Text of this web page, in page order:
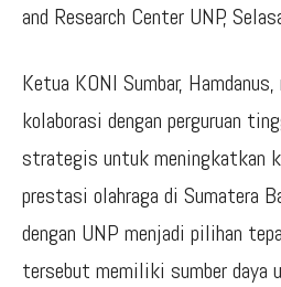
and Research Center UNP,
Ketua KONI Sumbar,
kolaborasi dengan perguruan
strategis untuk meningkatkan
prestasi olahraga di Sumatera
dengan UNP menjadi pilihan
tersebut memiliki sumber daya